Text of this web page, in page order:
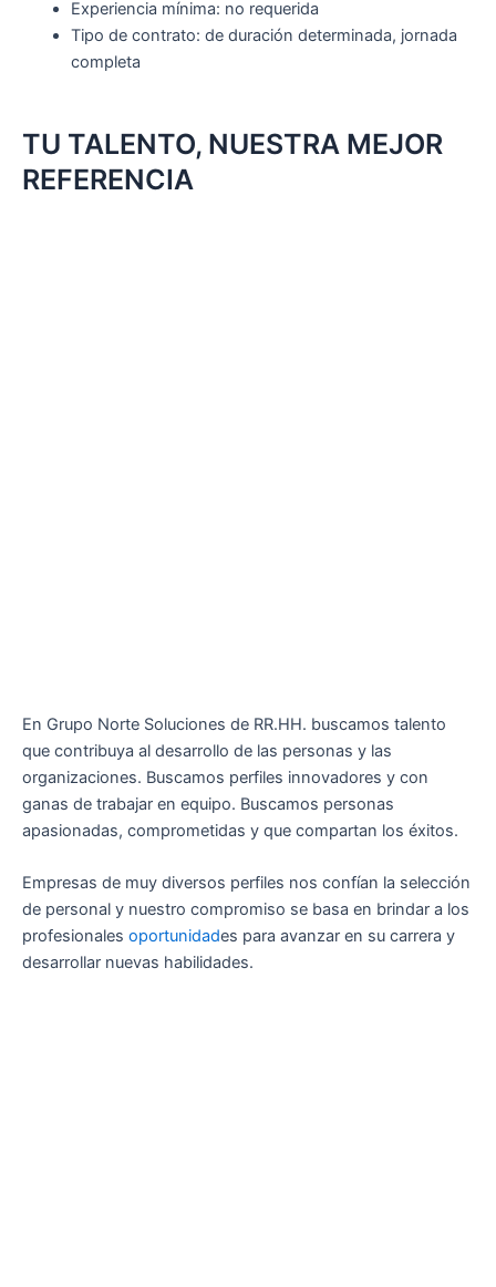
Experiencia mínima: no requerida
Tipo de contrato: de duración determinada, jornada
completa
TU TALENTO, NUESTRA MEJOR
REFERENCIA
En Grupo Norte Soluciones de RR.HH. buscamos talento
que contribuya al desarrollo de las personas y las
organizaciones. Buscamos perfiles innovadores y con
ganas de trabajar en equipo. Buscamos personas
apasionadas, comprometidas y que compartan los éxitos.
Empresas de muy diversos perfiles nos confían la selección
de personal y nuestro compromiso se basa en brindar a los
profesionales oportunidades para avanzar en su carrera y
desarrollar nuevas habilidades.